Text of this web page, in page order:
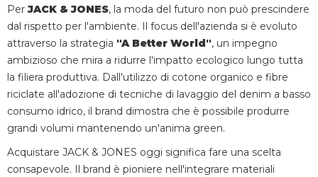
PerJACK & JONES, la moda del futuro non può prescindere
dal rispetto per l'ambiente. Il focus dell'azienda si è evoluto
attraverso la strategia "A Better World", un impegno
ambizioso che mira a ridurre l'impatto ecologico lungo tutta
la filiera produttiva. Dall'utilizzo di cotone organico e fibre
riciclate all'adozione di tecniche di lavaggio del denim a basso
consumo idrico, il brand dimostra che è possibile produrre
grandi volumi mantenendo un'anima green.
Acquistare JACK & JONES oggi significa fare una scelta
consapevole. Il brand è pioniere nell'integrare materiali